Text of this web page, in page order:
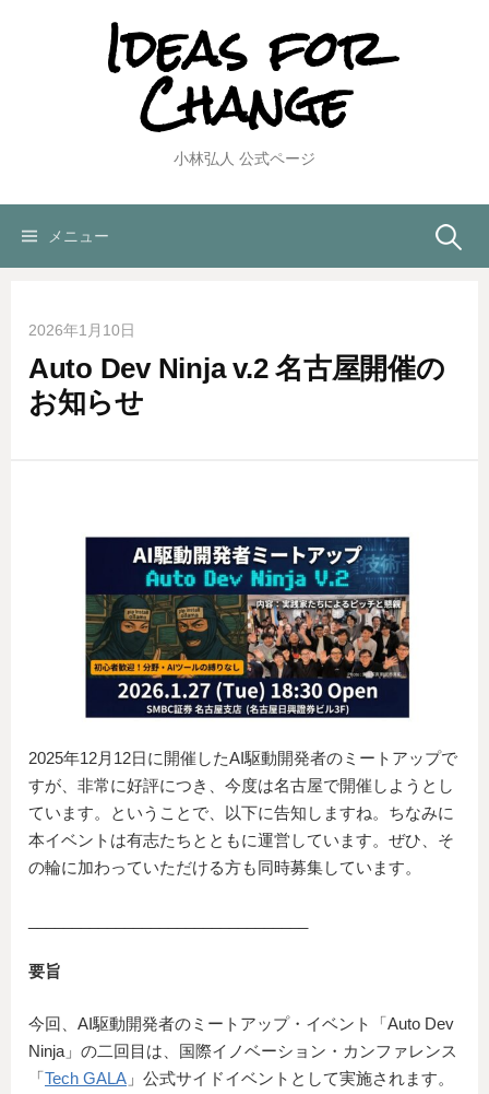
キ
Ideas for
Change
小林弘人 公式ページ
メニュー 検
2026年1月10日
Auto Dev Ninja v.2 名古屋開催の
お知らせ
2025年12月12日に開催したAI駆動開発者のミートアップで
すが、非常に好評につき、今度は名古屋で開催しようとし
ています。ということで、以下に告知しますね。ちなみに
本イベントは有志たちとともに運営しています。ぜひ、そ
の輪に加わっていただける方も同時募集しています。
要旨
今回、AI駆動開発者のミートアップ・イベント「Auto Dev
Ninja」の二回目は、国際イノベーション・カンファレンス
「Tech GALA 」公式サイドイベントとして実施されます。